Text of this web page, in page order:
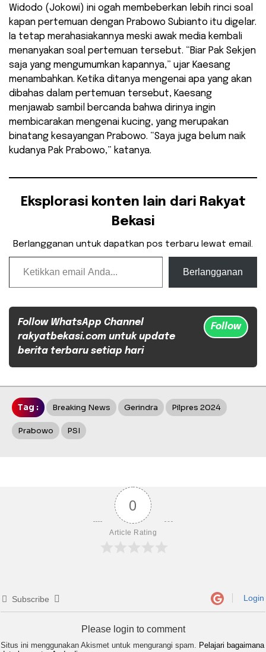
Widodo (Jokowi) ini ogah membeberkan lebih rinci soal
kapan pertemuan dengan Prabowo Subianto itu digelar.
Ia tetap merahasiakannya meski awak media kembali
menanyakan soal pertemuan tersebut. “Biar Pak Sekjen
saja yang mengumumkan kapannya,” ujar Kaesang
menambahkan. Ketika ditanya mengenai apa yang akan
dibahas dalam pertemuan tersebut, Kaesang
menjawab sambil bercanda bahwa dirinya ingin
membicarakan mengenai kucing, yang merupakan
binatang kesayangan Prabowo. “Saya juga belum naik
kudanya Pak Prabowo,” katanya.
Eksplorasi konten lain dari Rakyat
Bekasi
Berlangganan untuk dapatkan pos terbaru lewat email.
Ketikkan email Anda...
Berlangganan
Follow WhatsApp Channel
rakyatbekasi.com untuk update
berita terbaru setiap hari
Follow
Tag : Breaking News Gerindra Pilpres 2024
Prabowo PSI
0
Article Rating
Subscribe Login
Please login to comment
Situs ini menggunakan Akismet untuk mengurangi spam. Pelajari bagaimana